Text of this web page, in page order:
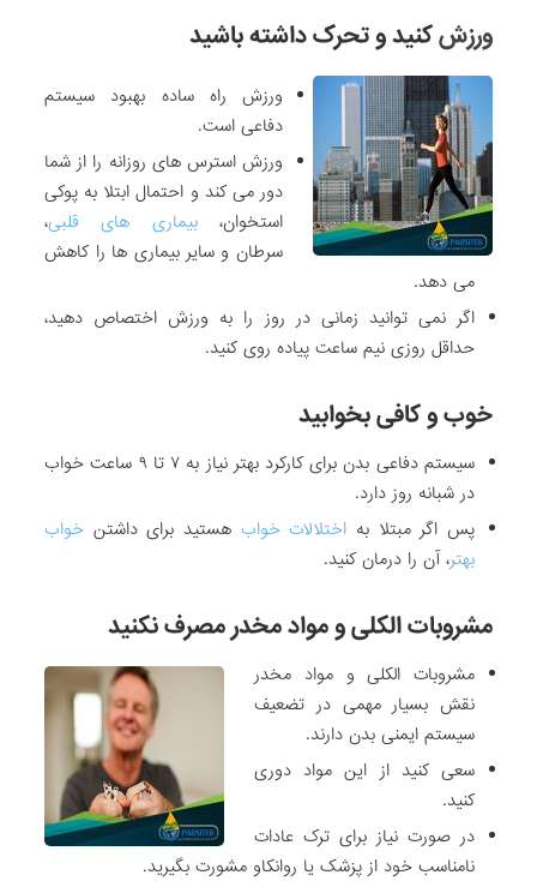
ورزشکنید و تحرک داشته باشید
ورزش راه ساده بهبود سیستم
دفاعی است.
ورزش استرس های روزانه را از شما
دور می کند و احتمال ابتلا به پوکی
استخوان،بیماری های قلبی،
سرطان و سایر بیماری ها را کاهش
می دهد.
اگر نمی توانید زمانی در روز را به ورزش اختصاص دهید،
حداقل روزی نیم ساعت پیاده روی کنید.
خوب و کافی بخوابید
سیستم دفاعی بدن برای کارکرد بهتر نیاز به ۷ تا ۹ ساعت خواب
در شبانه روز دارد.
پس اگر مبتلا به اختلالات خواب هستید برای داشتن خواب
بهتر، آن را درمان کنید.
مشروبات الکلی و مواد مخدر مصرف نکنید
مشروبات الکلی و مواد مخدر
نقش بسیار مهمی در تضعیف
سیستم ایمنی بدن دارند.
سعی کنید از این مواد دوری
کنید.
در صورت نیاز برای ترک عادات
نامناسب خود از پزشک یا روانکاو مشورت بگیرید.